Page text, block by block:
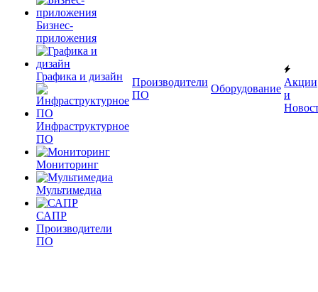
Бизнес-
приложения
Графика и дизайн
Инфраструктурное
ПО
Мониторинг
Мультимедиа
САПР
Производители
ПО
Производители
ПО
Оборудование
Акции
и